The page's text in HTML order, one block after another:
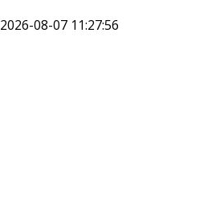
2026-08-07 11:27:56